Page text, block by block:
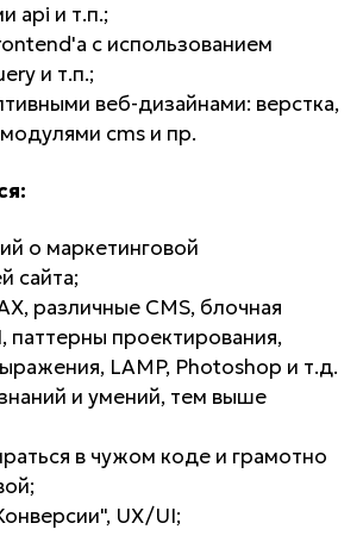
api и т.п.;
с использованием
и т.п.;
веб-дизайнами: верстка,
cms и пр.
о маркетинговой
сайта;
различные CMS, блочная
паттерны проектирования,
LAMP, Photoshop и т.д.
и умений, тем выше
в чужом коде и грамотно
UX/UI;